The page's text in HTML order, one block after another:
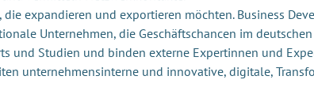
expandieren und exportieren möchten. Business
Unternehmen, die Geschäftschancen im
und Studien und binden externe Expertinnen und
unternehmensinterne und innovative, digitale,